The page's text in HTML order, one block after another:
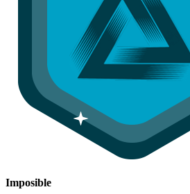
Imposible